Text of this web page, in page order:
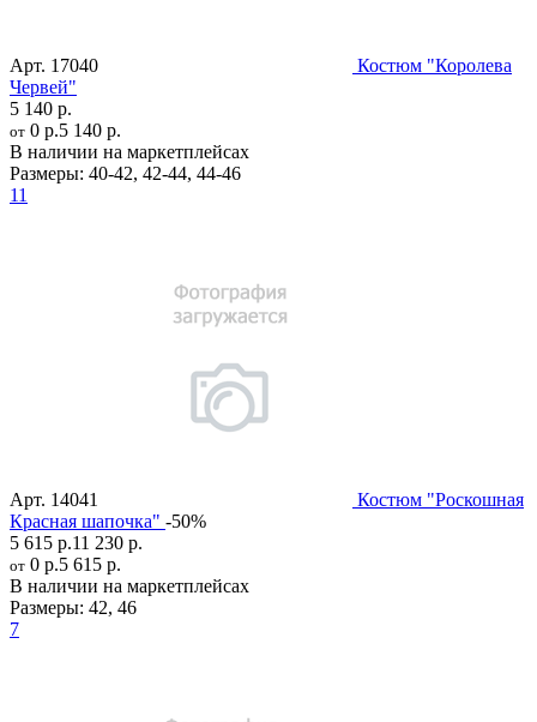
Арт. 17040
Костюм "Королева
Червей"
5 140 р.
от 0 р.5 140 р.
В наличии на маркетплейсах
Размеры: 40-42, 42-44, 44-46
11
Арт. 14041
Костюм "Роскошная
Красная шапочка" -50%
5 615 р.11 230 р.
от 0 р.5 615 р.
В наличии на маркетплейсах
Размеры: 42, 46
7